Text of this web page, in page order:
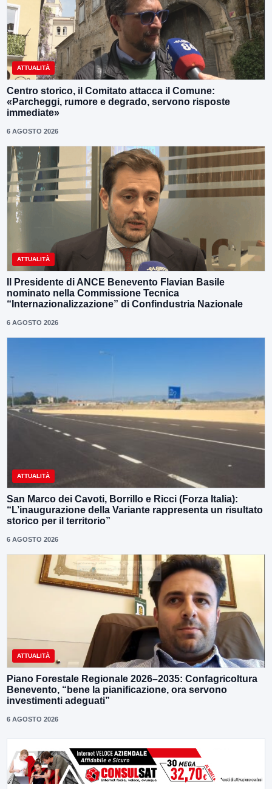
ATTUALITÀ
Centro storico, il Comitato attacca il Comune:
«Parcheggi, rumore e degrado, servono risposte
immediate»
6 AGOSTO 2026
ATTUALITÀ
Il Presidente di ANCE Benevento Flavian Basile
nominato nella Commissione Tecnica
“Internazionalizzazione” di Confindustria Nazionale
6 AGOSTO 2026
ATTUALITÀ
San Marco dei Cavoti, Borrillo e Ricci (Forza Italia):
“L’inaugurazione della Variante rappresenta un risultato
storico per il territorio”
6 AGOSTO 2026
ATTUALITÀ
Piano Forestale Regionale 2026–2035: Confagricoltura
Benevento, “bene la pianificazione, ora servono
investimenti adeguati”
6 AGOSTO 2026